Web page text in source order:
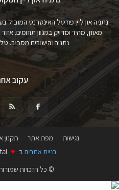
נתניה און ליין פורטל האינטרנט
מאוזן, מהיר ומדויק במגוון תחומים.
נתניה והישובים מסביב. טלפון: 050-
עקוב
נגישות מפת אתר תקנון
בניית אתרים ב- ♥
© כל הזכויות שמורות